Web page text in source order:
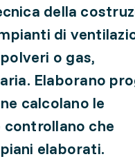
della
di
o gas,
Elaborano
calcolano le
che
elaborati.